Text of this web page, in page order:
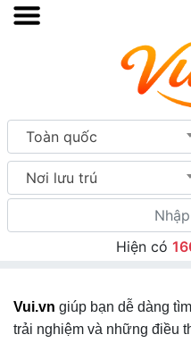
Toàn quốc
Nơi lưu trú
Hiện có
Vui.vn giúp bạn dễ dàng
trải nghiệm và những điều